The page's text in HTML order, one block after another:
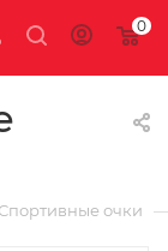
0
Спортивные очки